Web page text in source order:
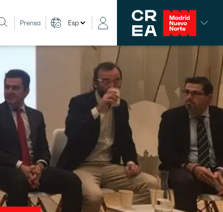
Prensa